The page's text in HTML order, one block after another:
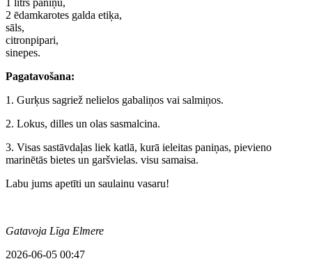
2 ēdamkarotes galda etiķa,
sāls,
citronpipari,
sinepes.
Pagatavošana:
1. Gurķus sagriež nelielos gabaliņos vai salmiņos.
2. Lokus, dilles un olas sasmalcina.
3. Visas sastāvdaļas liek katlā, kurā ieleitas paniņas, pievieno
marinētās bietes un garšvielas. visu samaisa.
Labu jums apetīti un saulainu vasaru!
Gatavoja Līga Elmere
2026-06-05 00:47